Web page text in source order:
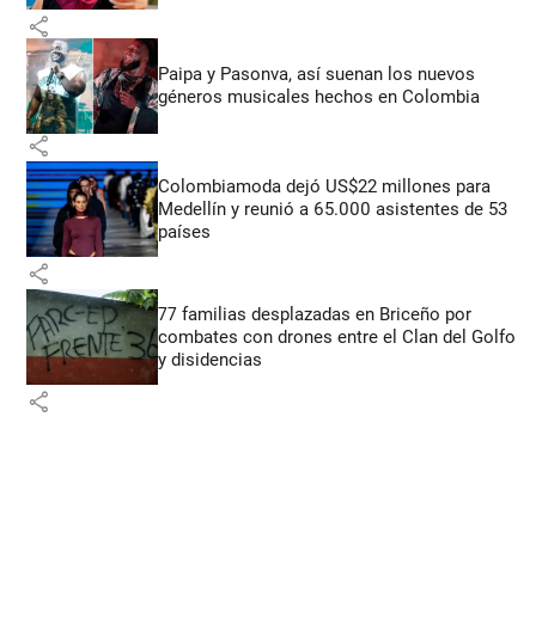
share
Paipa y Pasonva, así suenan los nuevos
géneros musicales hechos en Colombia
share
Colombiamoda dejó US$22 millones para
Medellín y reunió a 65.000 asistentes de 53
países
share
77 familias desplazadas en Briceño por
combates con drones entre el Clan del Golfo
y disidencias
share